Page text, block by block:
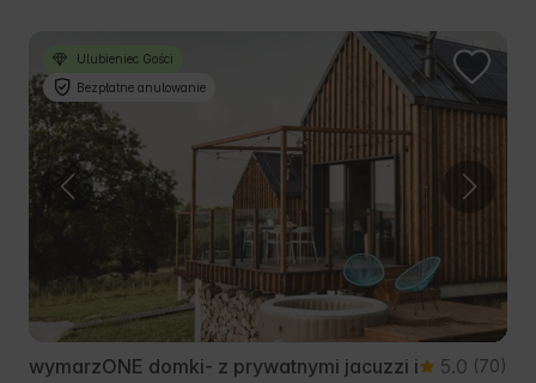
Ulubieniec Gości
Bezpłatne anulowanie
wymarzONE domki- z prywatnymi jacuzzi i
5.0 (70)